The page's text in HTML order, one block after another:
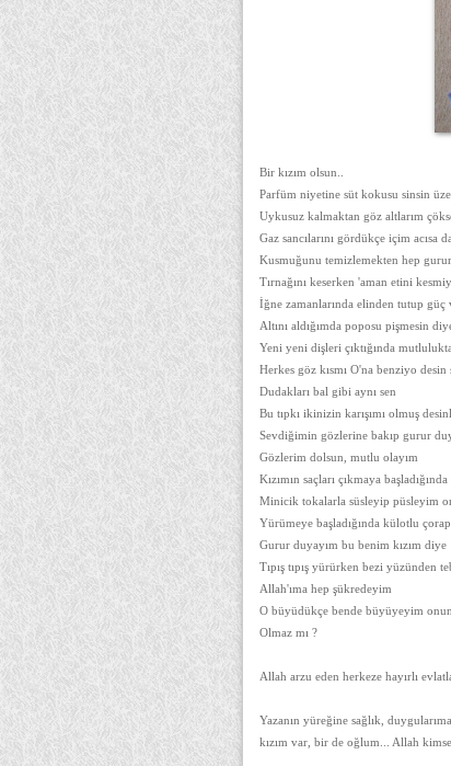
Bir kızım olsun..
Parfüm niyetine süt kokusu sinsin
Uykusuz kalmaktan göz altlarım
Gaz sancılarını gördükçe içim acısa da
Kusmuğunu temizlemekten hep gurur
Tırnağını keserken 'aman etini
İğne zamanlarında elinden tutup güç
Altını aldığımda poposu pişmesin
Yeni yeni dişleri çıktığında
Herkes göz kısmı O'na benziyo desin
Dudakları bal gibi aynı sen
Bu tıpkı ikinizin karışımı olmuş
Sevdiğimin gözlerine bakıp gurur
Gözlerim dolsun, mutlu olayım
Kızımın saçları çıkmaya başladığında
Minicik tokalarla süsleyip püsleyim
Yürümeye başladığında külotlu
Gurur duyayım bu benim kızım diye
Tıpış tıpış yürürken bezi yüzünden
Allah'ıma hep şükredeyim
O büyüdükçe bende büyüyeyim
Olmaz mı ?
Allah arzu eden herkeze hayırlı
Yazanın yüreğine sağlık,
kızım var, bir de oğlum... Allah